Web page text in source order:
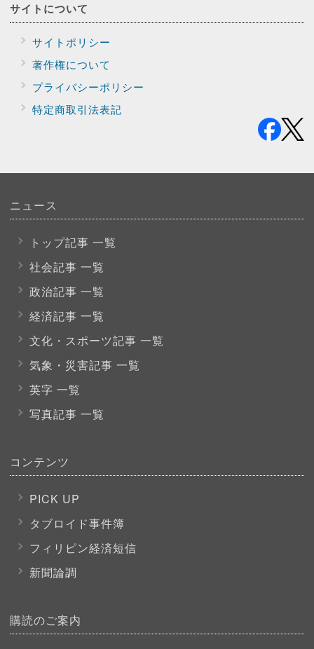
サイトについて
サイトポリシー
著作権について
プライバシーポリシー
特定商取引法表記
ニュース
トップ記事 一覧
社会記事 一覧
政治記事 一覧
経済記事 一覧
文化・スポーツ記事 一覧
気象・災害記事 一覧
英字 一覧
写真記事 一覧
コンテンツ
PICK UP
タブロイド事件簿
フィリピン経済短信
新聞論調
購読のご案内